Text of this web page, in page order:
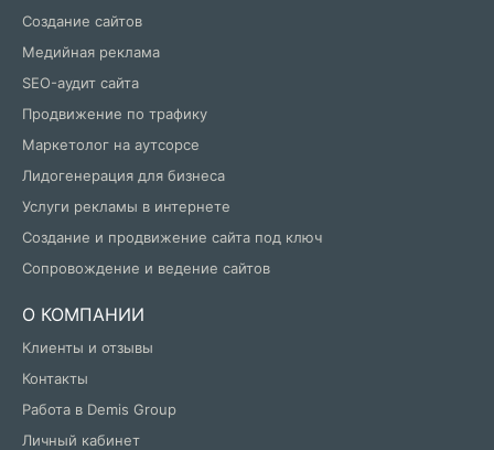
Создание сайтов
Медийная реклама
SEO-аудит сайта
Продвижение по трафику
Маркетолог на аутсорсе
Лидогенерация для бизнеса
Услуги рекламы в интернете
Создание и продвижение сайта под ключ
Сопровождение и ведение сайтов
О КОМПАНИИ
Клиенты и отзывы
Контакты
Работа в Demis Group
Личный кабинет